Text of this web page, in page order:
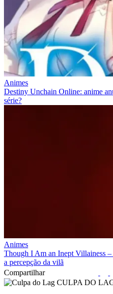
Animes
Destiny Unchain Online: anime
série?
Animes
Though I Am an Inept Villainess
a percepção da vilã
Compartilhar
CULPA DO